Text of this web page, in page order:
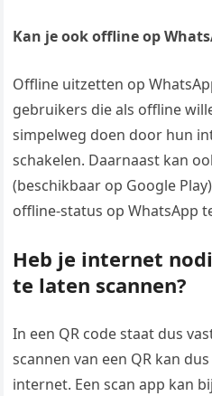
Kan je ook offline op
Offline uitzetten op
gebruikers die als offline
simpelweg doen door hun
schakelen. Daarnaast kan
(beschikbaar op Google
offline-status op WhatsApp
Heb je internet
te laten scannen?
In een QR code staat dus
scannen van een QR kan
internet. Een scan app kan